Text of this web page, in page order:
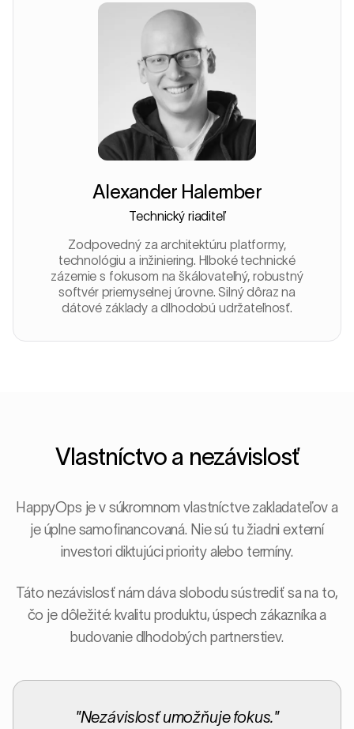
Alexander Halember
Technický riaditeľ
Zodpovedný za architektúru platformy,
technológiu a inžiniering. Hlboké technické
zázemie s fokusom na škálovateľný, robustný
softvér priemyselnej úrovne. Silný dôraz na
dátové základy a dlhodobú udržateľnosť.
Vlastníctvo a nezávislosť
HappyOps je v súkromnom vlastníctve zakladateľov a
je úplne samofinancovaná. Nie sú tu žiadni externí
investori diktujúci priority alebo termíny.
Táto nezávislosť nám dáva slobodu sústrediť sa na to,
čo je dôležité: kvalitu produktu, úspech zákazníka a
budovanie dlhodobých partnerstiev.
"Nezávislosť umožňuje fokus."